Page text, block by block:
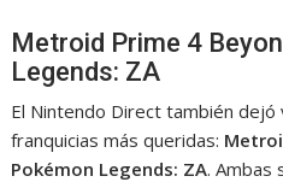
Metroid Prime 4
Legends: ZA
El Nintendo Direct también
franquicias más queridas:
Pokémon Legends: ZA. Ambas